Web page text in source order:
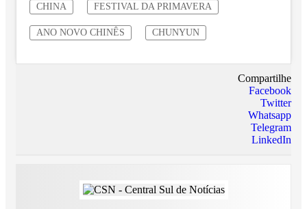
CHINA FESTIVAL DA PRIMAVERA
ANO NOVO CHINÊS CHUNYUN
Compartilhe
Facebook
Twitter
Whatsapp
Telegram
LinkedIn